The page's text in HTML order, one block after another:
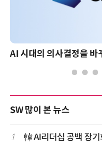
SW 많이 본 뉴스
1 韓 AI리더십 공백 장